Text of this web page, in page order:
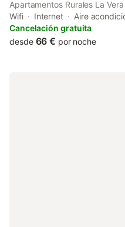
Apartamentos Rurales La
and an open-air bath. There
apartment for the
Wifi Internet
Aire
Cancelación gratuita
desde 66 € por noche